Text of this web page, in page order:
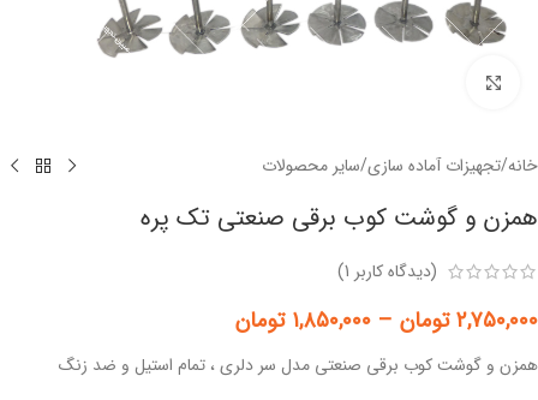
خانه/تجهیزات آماده سازی/سایر محصولات
همزن و گوشت کوب برقی صنعتی تک پره
(دیدگاه کاربر 1
)
۲,۷۵۰,۰۰۰ تومان – ۱,۸۵۰,۰۰۰ تومان
همزن و گوشت کوب برقی صنعتی مدل سر دلری ، تمام استیل و ضد زنگ